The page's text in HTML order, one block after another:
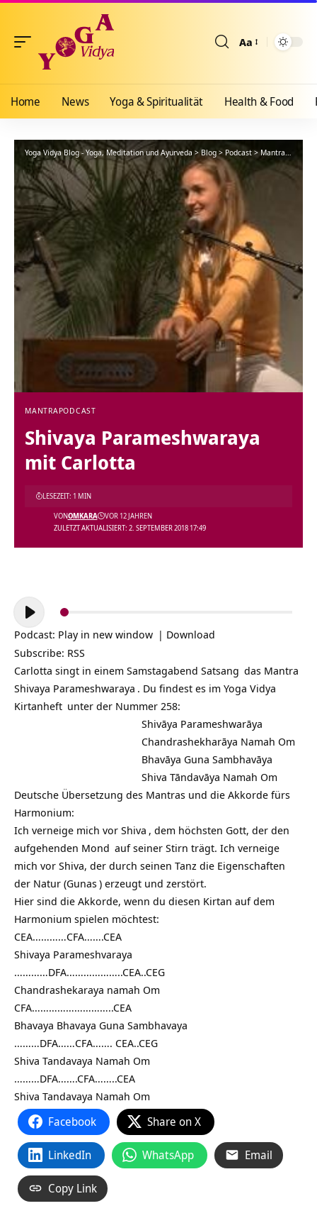
Aa
Home News Yoga & Spiritualität Health & Food
Yoga Vidya Blog - Yoga, Meditation und Ayurveda>Blog> Podcast>Mantra>
MANTRAPODCAST
Shivaya Parameshwaraya
mit Carlotta
ZULETZT AKTUALISIERT: 2. SEPTEMBER 2018 17:49
VONOMKARA VOR 12 JAHREN
LESEZEIT: 1 MIN
Audio-
Player
Podcast: Play in new window | Download
Subscribe: RSS
Carlotta singt in einem Samstagabend Satsang das Mantra
Shivaya Parameshwaraya . Du findest es im Yoga Vidya
Kirtanheft unter der Nummer 258:
Shivāya Parameshwarāya
Chandrashekharāya Namah Om
Bhavāya Guna Sambhavāya
Shiva Tāndavāya Namah Om
Deutsche Übersetzung des Mantras und die Akkorde fürs
Harmonium:
Ich verneige mich vor Shiva , dem höchsten Gott, der den
aufgehenden Mond auf seiner Stirn trägt. Ich verneige
mich vor Shiva, der durch seinen Tanz die Eigenschaften
der Natur (Gunas) erzeugt und zerstört.
Hier sind die Akkorde, wenn du diesen Kirtan auf dem
Harmonium spielen möchtest:
CEA…………CFA…….CEA
Shivaya Parameshvaraya
…………DFA………………..CEA..CEG
Chandrashekaraya namah Om
CFA………………………..CEA
Bhavaya Bhavaya Guna Sambhavaya
………DFA……CFA……. CEA..CEG
Shiva Tandavaya Namah Om
………DFA…….CFA……..CEA
Shiva Tandavaya Namah Om
Facebook Share on X
LinkedIn WhatsApp Email
Copy Link